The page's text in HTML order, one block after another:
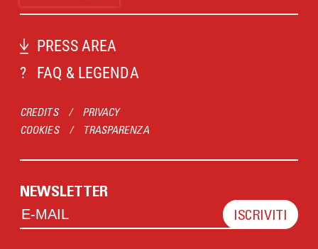
PRESS AREA
?
FAQ & LEGENDA
CREDITS /
PRIVACY
COOKIES
/ TRASPARENZA
NEWSLETTER
ISCRIVITI